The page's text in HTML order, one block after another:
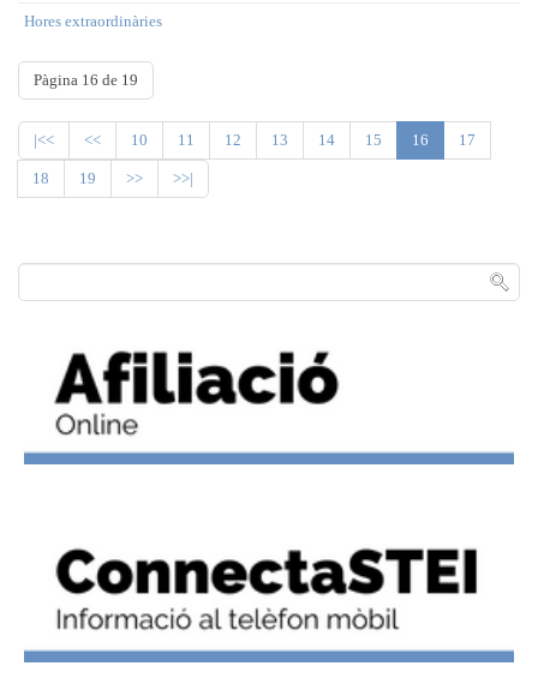
Hores extraordinàries
Pàgina 16 de 19
|<< << 10 11 12 13 14 15 16 17
18 19 >> >>|